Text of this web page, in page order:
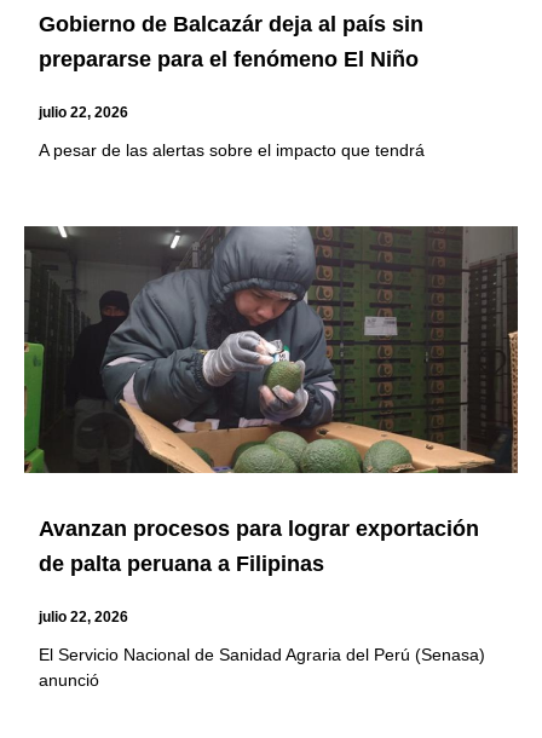
Gobierno de Balcazár deja al país sin
prepararse para el fenómeno El Niño
julio 22, 2026
A pesar de las alertas sobre el impacto que tendrá
Avanzan procesos para lograr exportación
de palta peruana a Filipinas
julio 22, 2026
El Servicio Nacional de Sanidad Agraria del Perú (Senasa)
anunció